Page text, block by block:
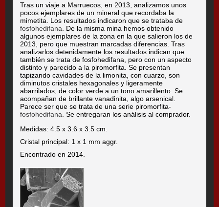
Tras un viaje a Marruecos, en 2013, analizamos unos
pocos ejemplares de un mineral que recordaba la
mimetita. Los resultados indicaron que se trataba de
fosfohedifana . De la misma mina hemos obtenido
algunos ejemplares de la zona en la que salieron los de
2013, pero que muestran marcadas diferencias. Tras
analizarlos detenidamente los resultados indican que
también se trata de fosfohedifana, pero con un aspecto
distinto y parecido a la piromorfita. Se presentan
tapizando cavidades de la limonita, con cuarzo, son
diminutos cristales hexagonales y ligeramente
abarrilados, de color verde a un tono amarillento. Se
acompañan de brillante vanadinita, algo arsenical.
Parece ser que se trata de una serie piromorfita-
fosfohedifana . Se entregaran los análisis al comprador.
Medidas: 4.5 x 3.6 x 3.5 cm.
Cristal principal: 1 x 1 mm aggr.
Encontrado en 2014.